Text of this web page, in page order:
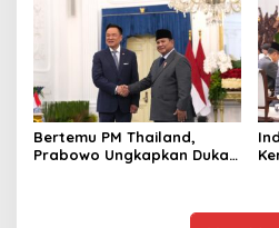
Bertemu PM Thailand,
Prabowo Ungkapkan Duka